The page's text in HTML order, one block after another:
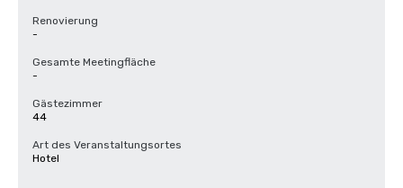
Renovierung
-
Gesamte Meetingfläche
-
Gästezimmer
44
Art des Veranstaltungsortes
Hotel